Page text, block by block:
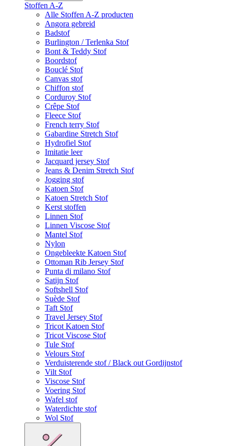
Stoffen A-Z
Alle Stoffen A-Z producten
Angora gebreid
Badstof
Burlington / Terlenka Stof
Bont & Teddy Stof
Boordstof
Bouclé Stof
Canvas stof
Chiffon stof
Corduroy Stof
Crêpe Stof
Fleece Stof
French terry Stof
Gabardine Stretch Stof
Hydrofiel Stof
Imitatie leer
Jacquard jersey Stof
Jeans & Denim Stretch Stof
Jogging stof
Katoen Stof
Katoen Stretch Stof
Kerst stoffen
Linnen Stof
Linnen Viscose Stof
Mantel Stof
Nylon
Ongebleekte Katoen Stof
Ottoman Rib Jersey Stof
Punta di milano Stof
Satijn Stof
Softshell Stof
Suède Stof
Taft Stof
Travel Jersey Stof
Tricot Katoen Stof
Tricot Viscose Stof
Tule Stof
Velours Stof
Verduisterende stof / Black out Gordijnstof
Vilt Stof
Viscose Stof
Voering Stof
Wafel stof
Waterdichte stof
Wol Stof